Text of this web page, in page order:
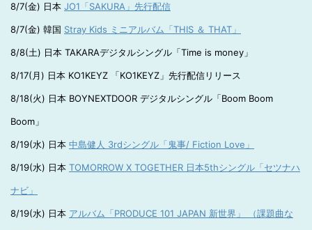
8/7(金) 日本 JO1「SAKURA」先行配信
8/7(金) 韓国 Stray Kids ミニアルバム「THIS ＆ THAT」
8/8(土) 日本 TAKARAデジタルシングル「Time is money」
8/17(月) 日本 KO1KEYZ 「KO1KEYZ」先行配信リリース
8/18(火) 日本 BOYNEXTDOOR デジタルシングル「Boom Boom
Boom」
8/19(水) 日本 中島健人 3rdシングル「鬼事/ Fiction Love」
8/19(水) 日本 TOMORROW X TOGETHER 日本5thシングル「セツナハ
ナビ」
8/19(水) 日本 アルバム「PRODUCE 101 JAPAN 新世界」 （課題曲な